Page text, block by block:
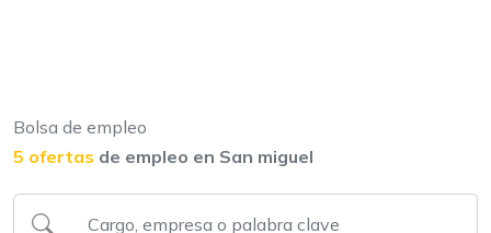
Bolsa de empleo
5 ofertas de empleo en San miguel